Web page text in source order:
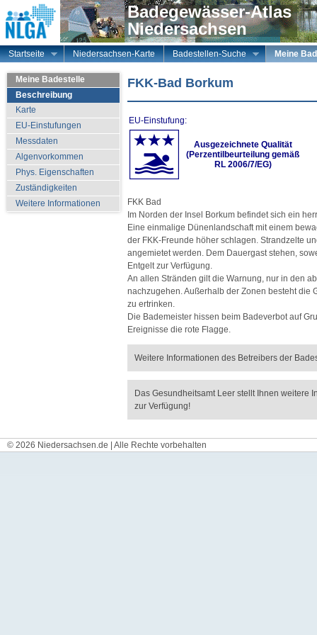
Badegewässer-Atlas
Niedersachsen
Startseite Niedersachsen-Karte Badestellen-Suche Meine
Meine Badestelle
Beschreibung
Karte
EU-Einstufungen
Messdaten
Algenvorkommen
Phys. Eigenschaften
Zuständigkeiten
Weitere Informationen
FKK-Bad Borkum
EU-Einstufung:
Ausgezeichnete Qualität
(Perzentilbeurteilung gemäß
RL 2006/7/EG)
FKK Bad
Im Norden der Insel Borkum befindet sich ein
Eine einmalige Dünenlandschaft mit einem
der FKK-Freunde höher schlagen. Strandzelte
angemietet werden. Dem Dauergast stehen,
Entgelt zur Verfügung.
An allen Stränden gilt die Warnung, nur in den
nachzugehen. Außerhalb der Zonen besteht die
zu ertrinken.
Die Bademeister hissen beim Badeverbot auf
Ereignisse die rote Flagge.
Weitere Informationen des Betreibers der
Das Gesundheitsamt Leer stellt Ihnen weitere
zur Verfügung!
© 2026 Niedersachsen.de | Alle Rechte vorbehalten